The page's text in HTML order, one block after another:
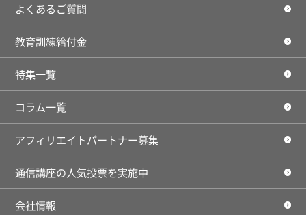
よくあるご質問
教育訓練給付金
特集一覧
コラム一覧
アフィリエイトパートナー募集
通信講座の人気投票を実施中
会社情報